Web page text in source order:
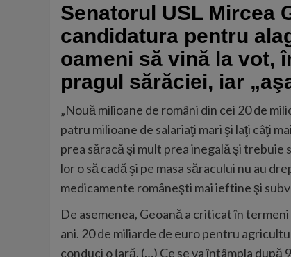
Senatorul USL Mircea
candidatura pentru
oameni să vină la vot,
pragul sărăciei, iar
„Nouă milioane de români din cei 20 de
patru milioane de salariaţi mari şi laţi câţi
prea săracă şi mult prea inegală şi trebuie
lor o să cadă şi pe masa săracului nu au
medicamente româneşti mai ieftine şi
De asemenea, Geoană a criticat în
ani. 20 de miliarde de euro pentru
conduci o ţară. (…) Ce se va întâmpla